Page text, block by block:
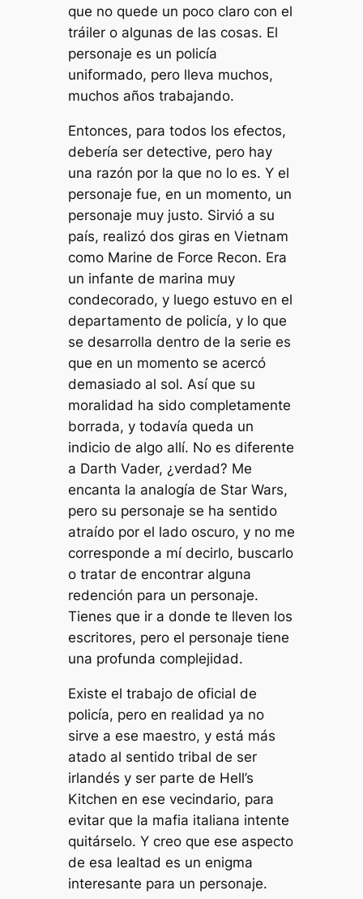
que no quede un poco claro con el
tráiler o algunas de las cosas. El
personaje es un policía
uniformado, pero lleva muchos,
muchos años trabajando.
Entonces, para todos los efectos,
debería ser detective, pero hay
una razón por la que no lo es. Y el
personaje fue, en un momento, un
personaje muy justo. Sirvió a su
país, realizó dos giras en Vietnam
como Marine de Force Recon. Era
un infante de marina muy
condecorado, y luego estuvo en el
departamento de policía, y lo que
se desarrolla dentro de la serie es
que en un momento se acercó
demasiado al sol. Así que su
moralidad ha sido completamente
borrada, y todavía queda un
indicio de algo allí. No es diferente
a Darth Vader, ¿verdad? Me
encanta la analogía de Star Wars,
pero su personaje se ha sentido
atraído por el lado oscuro, y no me
corresponde a mí decirlo, buscarlo
o tratar de encontrar alguna
redención para un personaje.
Tienes que ir a donde te lleven los
escritores, pero el personaje tiene
una profunda complejidad.
Existe el trabajo de oficial de
policía, pero en realidad ya no
sirve a ese maestro, y está más
atado al sentido tribal de ser
irlandés y ser parte de Hell’s
Kitchen en ese vecindario, para
evitar que la mafia italiana intente
quitárselo. Y creo que ese aspecto
de esa lealtad es un enigma
interesante para un personaje.